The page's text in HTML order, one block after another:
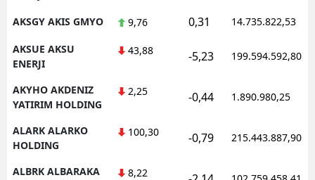
AKSGY AKIS GMYO
9,76 0,31 14.735.822,53
AKSUE AKSU
ENERJI
43,88 -5,23 199.594.592,80
AKYHO AKDENIZ
YATIRIM HOLDING
2,25 -0,44 1.890.980,25
ALARK ALARKO
HOLDING
100,30 -0,79 215.443.887,90
ALBRK ALBARAKA
8,22